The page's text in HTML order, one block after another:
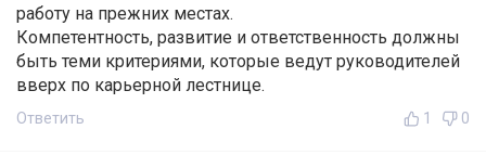
работу на прежних местах.
Компетентность, развитие и ответственность должны
быть теми критериями, которые ведут руководителей
вверх по карьерной лестнице.
Ответить 1 0